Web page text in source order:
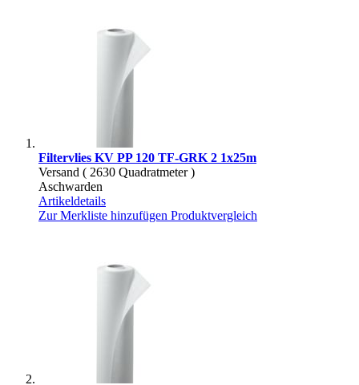
Filtervlies KV PP 120 TF-GRK 2 1x25m
Versand ( 2630 Quadratmeter )
Aschwarden
Artikeldetails
Zur Merkliste hinzufügen Produktvergleich